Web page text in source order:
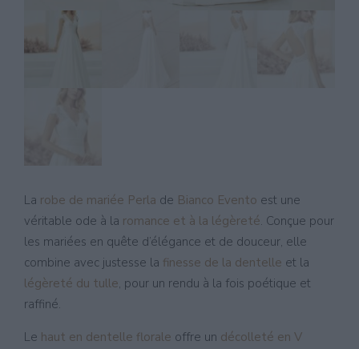
La robe de mariée Perla de Bianco Evento est une
véritable ode à la romance et à la légèreté. Conçue pour
les mariées en quête d’élégance et de douceur, elle
combine avec justesse la finesse de la dentelle et la
légèreté du tulle, pour un rendu à la fois poétique et
raffiné.
Le haut en dentelle florale offre un décolleté en V